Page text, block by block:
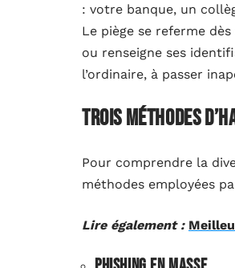
: votre banque, un
Le piège se referme
ou renseigne ses
l’ordinaire, à passer
Trois méthodes
Pour comprendre la
méthodes employées
Lire également :